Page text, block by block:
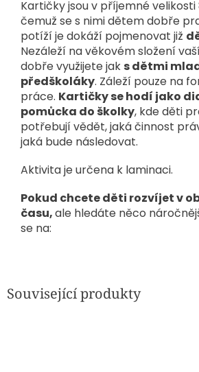
Související produkty
Kartičky jsou v příjemné velikosti
čemuž se s nimi dětem dobře
potíží je dokáží pojmenovat již
Nezáleží na věkovém složení
dobře využijete jak s dětmi
předškoláky. Záleží pouze na
práce. Kartičky se hodí jako
pomůcka do školky, kde děti
potřebují vědět, jaká činnost
jaká bude následovat.
Aktivita je určena k laminaci.
Pokud chcete děti rozvíjet v
času,ale hledáte něco
se na: